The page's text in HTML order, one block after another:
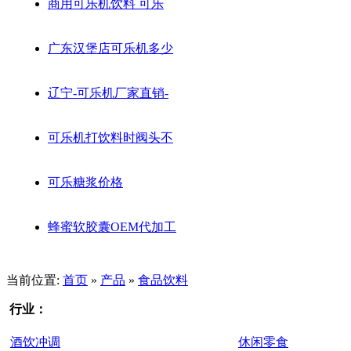
商用可乐机饮料 可乐
广东汉堡店可乐机多少
辽宁-可乐机厂家直销-
可乐机打饮料时阀头不
可乐糖浆价格
蜂蜜软胶囊OEM代加工
当前位置: 首页 » 产品 » 食品饮料
行业：
酒饮冲调 休闲零食